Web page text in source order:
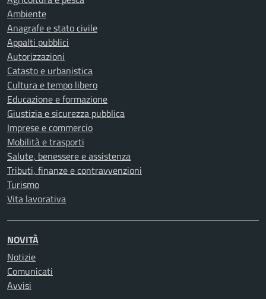
Ambiente
Anagrafe e stato civile
Appalti pubblici
Autorizzazioni
Catasto e urbanistica
Cultura e tempo libero
Educazione e formazione
Giustizia e sicurezza pubblica
Imprese e commercio
Mobilità e trasporti
Salute, benessere e assistenza
Tributi, finanze e contravvenzioni
Turismo
Vita lavorativa
NOVITÀ
Notizie
Comunicati
Avvisi